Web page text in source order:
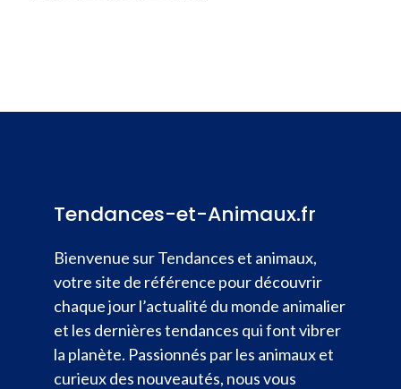
Tendances-et-Animaux.fr
Bienvenue sur Tendances et animaux,
votre site de référence pour découvrir
chaque jour l’actualité du monde animalier
et les dernières tendances qui font vibrer
la planète. Passionnés par les animaux et
curieux des nouveautés, nous vous